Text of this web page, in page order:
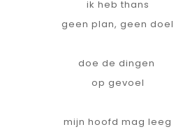
ik heb thans
geen plan, geen doel
doe de dingen
op gevoel
mijn hoofd mag leeg